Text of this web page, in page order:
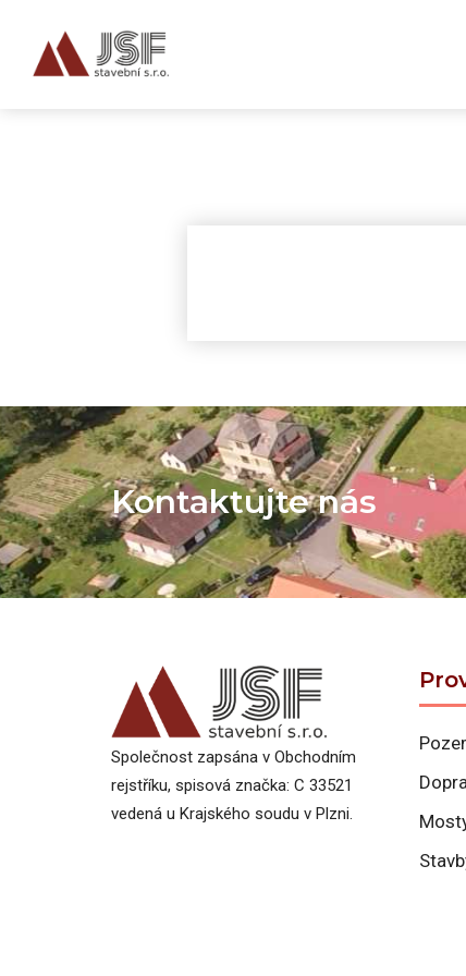
Kontaktujte nás
Společnost zapsána v Obchodním
rejstříku, spisová značka: C 33521
vedená u Krajského soudu v Plzni.